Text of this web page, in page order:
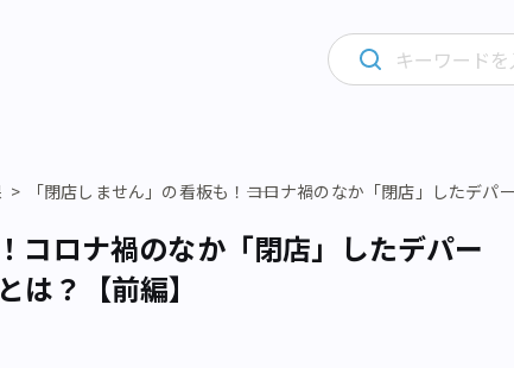
「閉店しません」の看板も！――コロナ禍のなか「閉店」したデ
――コロナ禍のなか「閉店」したデパー
は？【前編】